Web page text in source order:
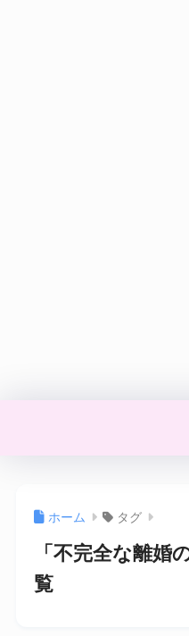
ホーム タグ
「不完全な離婚
覧